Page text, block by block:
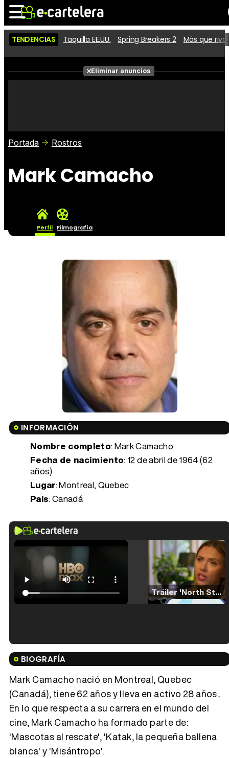
Noticias Cartelera
Películas
Críticas
TENDENCIAS Taquilla EE.UU. Spring Breakers 2 Más que
Eliminar anuncios
Portada Rostros
Mark Camacho
Perfil Filmografía
INFORMACIÓN
Nombre completo: Mark Camacho
Fecha de nacimiento: 12 de abril de 1964 (62
años)
Lugar: Montreal, Quebec
País: Canadá
Tráiler 'North Star' (2023)
Tráiler en español de 'La isla olvidada'
BIOGRAFÍA
Mark Camacho nació en Montreal, Quebec
(Canadá), tiene 62 años y lleva en activo 28 años..
En lo que respecta a su carrera en el mundo del
cine, Mark Camacho ha formado parte de:
'Mascotas al rescate', 'Katak, la pequeña ballena
blanca' y 'Misántropo'.